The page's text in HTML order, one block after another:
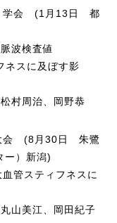
学会 (1月13日 都
波検査値
ネスに及ぼす影
村周治、岡野恭
会 (8月30日 朱鷺
ー）新潟)
管スティフネスに
山美江、岡田紀子